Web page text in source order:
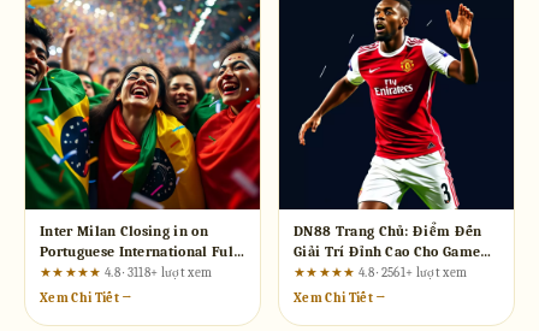
Inter Milan Closing in on
Portuguese International Full-
Back: How to Verify the
Claims Behind the Headline
★★★★★ 4.8 · 3118+ lượt xem
Xem Chi Tiết →
DN88 Trang Chủ: Điểm Đến
Giải Trí Đỉnh Cao Cho Game
Thủ
★★★★★ 4.8 · 2561+ lượt xem
Xem Chi Tiết →